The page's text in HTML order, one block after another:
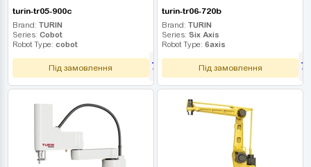
turin-tr05-900c
Brand: TURIN
Series: Cobot
Robot Type: cobot
Під замовлення 720 000 UAH
turin-tr06-720b
Brand: TURIN
Series: Six Axis
Robot Type: 6axis
Під замовлення